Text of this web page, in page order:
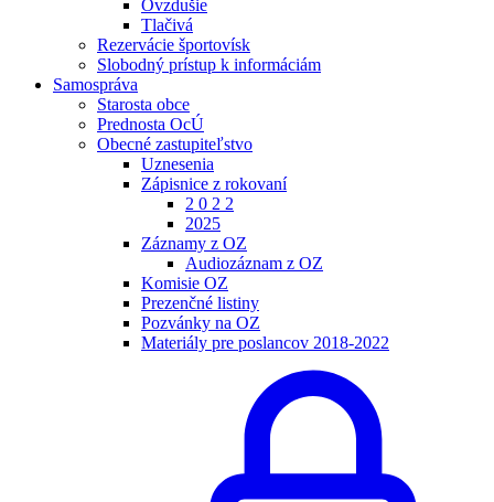
Ovzdušie
Tlačivá
Rezervácie športovísk
Slobodný prístup k informáciám
Samospráva
Starosta obce
Prednosta OcÚ
Obecné zastupiteľstvo
Uznesenia
Zápisnice z rokovaní
2 0 2 2
2025
Záznamy z OZ
Audiozáznam z OZ
Komisie OZ
Prezenčné listiny
Pozvánky na OZ
Materiály pre poslancov 2018-2022